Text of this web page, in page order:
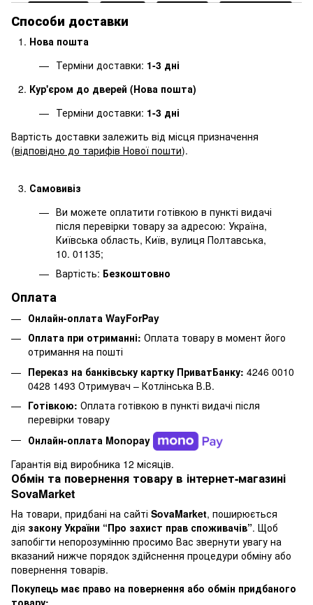
Способи доставки
Нова пошта
Терміни доставки: 1-3 дні
Кур'єром до дверей (Нова пошта)
Терміни доставки: 1-3 дні
Вартість доставки залежить від місця призначення
(відповідно до тарифів Нової пошти).
Самовивіз
Ви можете оплатити готівкою в пункті видачі
після перевірки товару за адресою: Україна,
Київська область, Київ, вулиця Полтавська,
10. 01135;
Вартість: Безкоштовно
Оплата
Онлайн-оплата WayForPay
Оплата при отриманні: Оплата товару в момент його
отримання на пошті
Переказ на банківську картку ПриватБанку: 4246 0010
0428 1493 Отримувач – Котлінська В.В.
Готівкою: Оплата готівкою в пункті видачі після
перевірки товару
Онлайн-оплата Monopay
Гарантія від виробника 12 місяців.
Обмін та повернення товару в інтернет-магазині
SovaMarket
На товари, придбані на сайті SovaMarket, поширюється
дія закону України “Про захист прав споживачів”. Щоб
запобігти непорозумінню просимо Вас звернути увагу на
вказаний нижче порядок здійснення процедури обміну або
повернення товарів.
Покупець має право на повернення або обмін придбаного
товару: